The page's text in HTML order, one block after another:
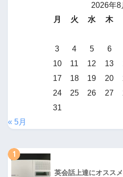
2026年8
月
火 水 木
3
4 5 6
10
11 12 13
17
18 19 20
24
25 26 27
31
« 5月
1
英会話上達にオスス